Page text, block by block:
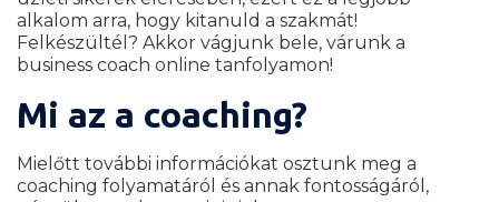
alkalom arra, hogy kitanuld a szakmát!
Felkészültél? Akkor vágjunk bele, várunk a
business coach online tanfolyamon!
Mi az a coaching?
Mielőtt további információkat osztunk meg a
coaching folyamatáról és annak fontosságáról,